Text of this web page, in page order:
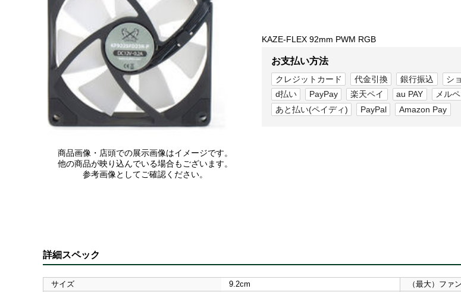
商品画像・店頭での展示画像はイメージです。
他の商品が映り込んでいる場合もございます。
参考画像としてご確認ください。
KAZE-FLEX 92mm PWM RGB
お支払い方法
クレジットカード 代金引換 銀行振込
シ
d払い
PayPay 楽天ペイ au PAY
メル
あと払い(ペイディ)
PayPal Amazon Pay
詳細スペック
サイズ 9.2cm （最大）ファ